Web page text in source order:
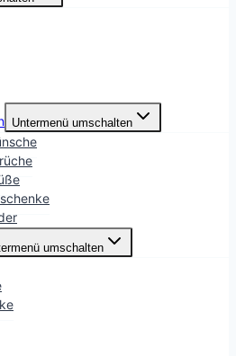
Untermenü umschalten
umschalten